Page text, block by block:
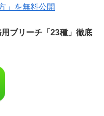
」を無料公開
ブリーチ「23種」徹底